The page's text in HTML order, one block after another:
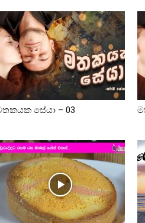
සේයා – 03